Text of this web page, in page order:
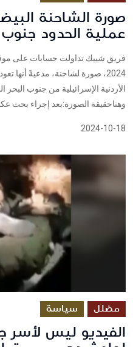
صورة الشاحنة
عملية الحدود جنوب
2024، صورة لشاحنة، مدعيةً أنها
الأردنية الإسرائيلية من جنوب البحر
وهناحقيقة الصورة:بعد إجراء بحث
2024-10-18
مضلل سياسة
الفيديو ليس لأسر